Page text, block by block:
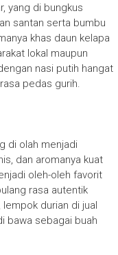
yang di bungkus
santan serta bumbu
khas daun kelapa
lokal maupun
nasi putih hangat
pedas gurih.
di olah menjadi
dan aromanya kuat
oleh-oleh favorit
rasa autentik
durian di jual
bawa sebagai buah